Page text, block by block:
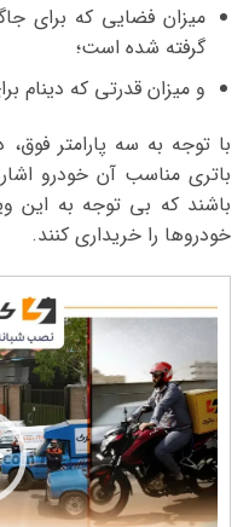
میزان فضایی که برای
گرفته شده است؛
و میزان قدرتی که دینام
با توجه به سه پارامتر
باتری مناسب آن خودرو
باشند که بی توجه به این
خودروها را خریداری کنند.
نمایشگر
ویدیو